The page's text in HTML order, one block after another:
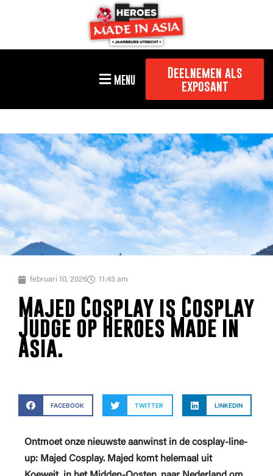
MENU
Deelnemen als
exposant
februari 10, 2026 11:45 am
Majed Cosplay is Cosplay
Judge op Heroes Made in
Asia.
FACEBOOK TWITTER LINKEDIN
Ontmoet onze nieuwste aanwinst in de cosplay-line-
up: Majed Cosplay. Majed komt helemaal uit